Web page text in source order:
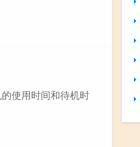
使用时间和待机时